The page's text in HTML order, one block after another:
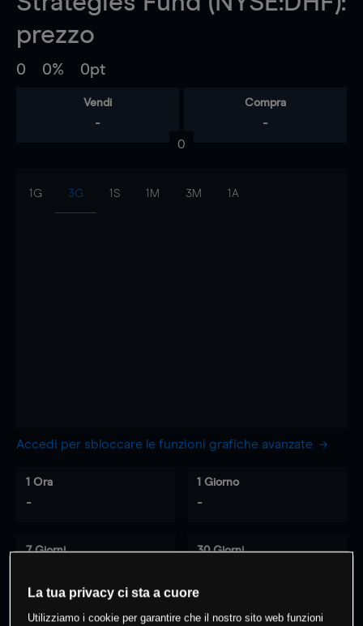
prezzo
0 0% 0pt
Vendi
-
Compra
-
0
1G 3G 1S 1M 3M 1A
Accedi per sbloccare le funzioni grafiche avanzate
1 Ora
-
1 Giorno
-
7 Giorni 30 Giorni
La tua privacy ci sta a cuore
Utilizziamo i cookie per garantire che il nostro sito web funzioni